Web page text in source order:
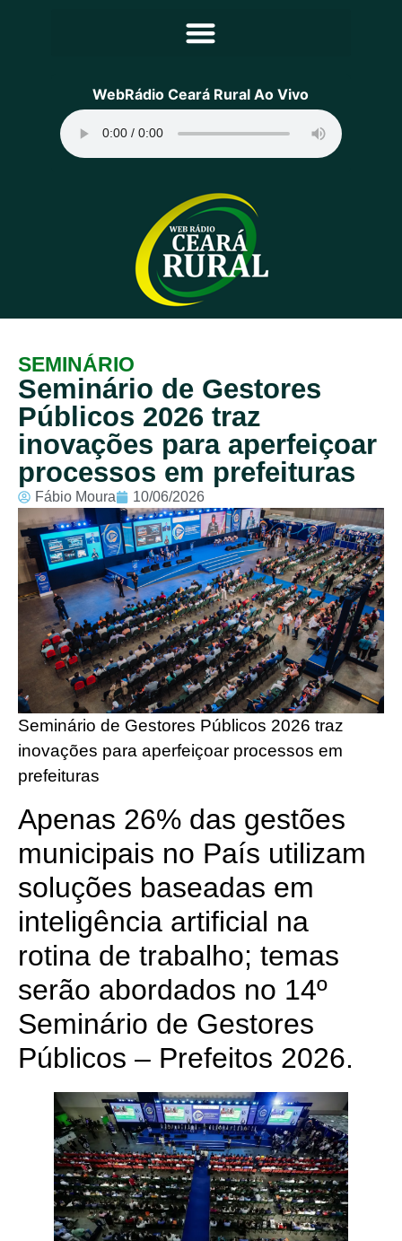
Principal
Programação
Equipe
Contato
Sobre
WebRádio Ceará Rural Ao Vivo
SEMINÁRIO
Seminário de Gestores
Públicos 2026 traz
inovações para aperfeiçoar
processos em prefeituras
Fábio Moura 10/06/2026
Seminário de Gestores Públicos 2026 traz
inovações para aperfeiçoar processos em
prefeituras
Apenas 26% das gestões
municipais no País utilizam
soluções baseadas em
inteligência artificial na
rotina de trabalho; temas
serão abordados no 14º
Seminário de Gestores
Públicos – Prefeitos 2026.